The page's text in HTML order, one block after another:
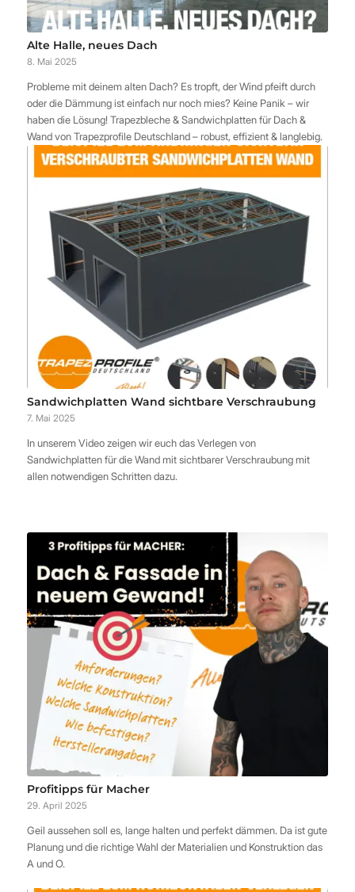
Alte Halle, neues Dach
8. Mai 2025
Probleme mit deinem alten Dach? Es tropft, der Wind pfeift durch
oder die Dämmung ist einfach nur noch mies? Keine Panik – wir
haben die Lösung! Trapezbleche & Sandwichplatten für Dach &
Wand von Trapezprofile Deutschland – robust, effizient & langlebig.
Sandwichplatten Wand sichtbare Verschraubung
7. Mai 2025
In unserem Video zeigen wir euch das Verlegen von
Sandwichplatten für die Wand mit sichtbarer Verschraubung mit
allen notwendigen Schritten dazu.
Profitipps für Macher
29. April 2025
Geil aussehen soll es, lange halten und perfekt dämmen. Da ist gute
Planung und die richtige Wahl der Materialien und Konstruktion das
A und O.